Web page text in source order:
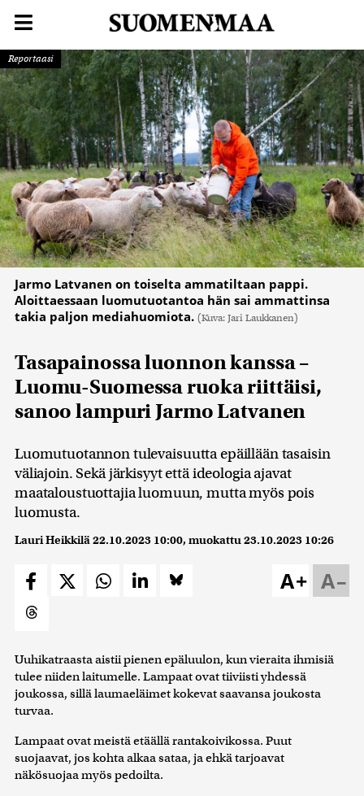
Reportaasi
Jarmo Latvanen on toiselta ammatiltaan pappi.
Aloittaessaan luomutuotantoa hän sai ammattinsa
takia paljon mediahuomiota. (Kuva: Jari Laukkanen)
Tasapainossa luonnon kanssa –
Luomu-Suomessa ruoka riittäisi,
sanoo lampuri Jarmo Latvanen
Luomutuotannon tulevaisuutta epäillään tasaisin
väliajoin. Sekä järkisyyt että ideologia ajavat
maataloustuottajia luomuun, mutta myös pois
luomusta.
Lauri Heikkilä22.10.2023 10:00, muokattu23.10.2023 10:26
A–
A+
Uuhikatraasta aistii pienen epäluulon, kun vieraita ihmisiä
tulee niiden laitumelle. Lampaat ovat tiiviisti yhdessä
joukossa, sillä laumaeläimet kokevat saavansa joukosta
turvaa.
Lampaat ovat meistä etäällä rantakoivikossa. Puut
suojaavat, jos kohta alkaa sataa, ja ehkä tarjoavat
näkösuojaa myös pedoilta.